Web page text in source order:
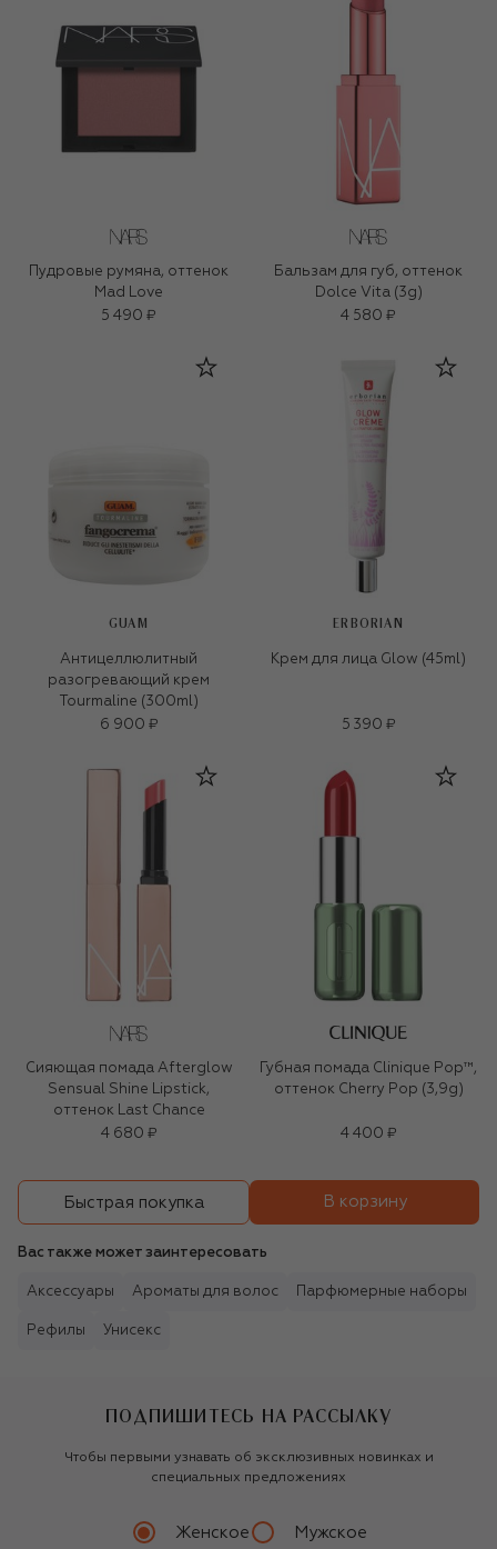
Пудровые румяна, оттенок
Mad Love
5 490 ₽
Бальзам для губ, оттенок
Dolce Vita (3g)
4 580 ₽
GUAM
Антицеллюлитный
разогревающий крем
Tourmaline (300ml)
6 900 ₽
ERBORIAN
Крем для лица Glow (45ml)
5 390 ₽
Сияющая помада Afterglow
Sensual Shine Lipstick,
оттенок Last Chance
4 680 ₽
Губная помада Clinique Pop™,
оттенок Cherry Pop (3,9g)
4 400 ₽
Быстрая покупка В корзину
Вас также может заинтересовать
Аксессуары Ароматы для волос Парфюмерные наборы
Рефилы Унисекс
ПОДПИШИТЕСЬ НА РАССЫЛКУ
Чтобы первыми узнавать об эксклюзивных новинках и
специальных предложениях
Женское Мужское